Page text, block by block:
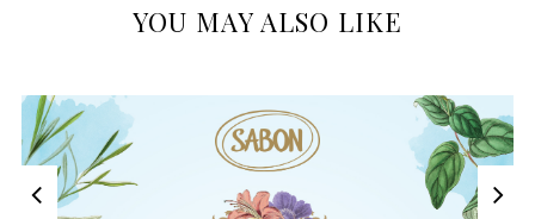
YOU MAY ALSO LIKE